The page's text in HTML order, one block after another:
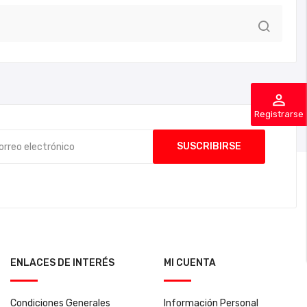
perm_identity
Registrarse
ENLACES DE INTERÉS
Condiciones Generales
MI CUENTA
Información Personal